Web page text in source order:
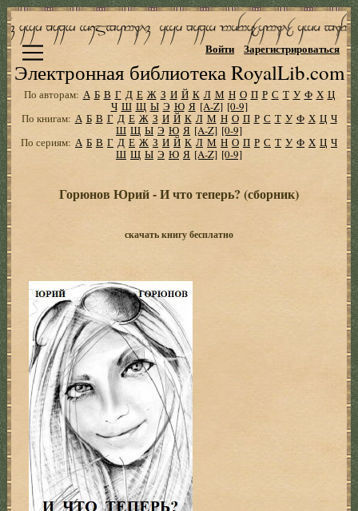
Электронная библиотека RoyalLib.com
Войти Зарегистрироваться
По авторам: А Б В Г Д Е Ж З И Й К Л М Н О П Р С Т У Ф Х Ц
Ч Ш Щ Ы Э Ю Я [A-Z] [0-9]
По книгам: А Б В Г Д Е Ж З И Й К Л М Н О П Р С Т У Ф Х Ц Ч
Ш Щ Ы Э Ю Я [A-Z] [0-9]
По сериям: А Б В Г Д Е Ж З И Й К Л М Н О П Р С Т У Ф Х Ц Ч
Ш Щ Ы Э Ю Я [A-Z] [0-9]
Горюнов Юрий - И что теперь? (сборник)
скачать книгу бесплатно